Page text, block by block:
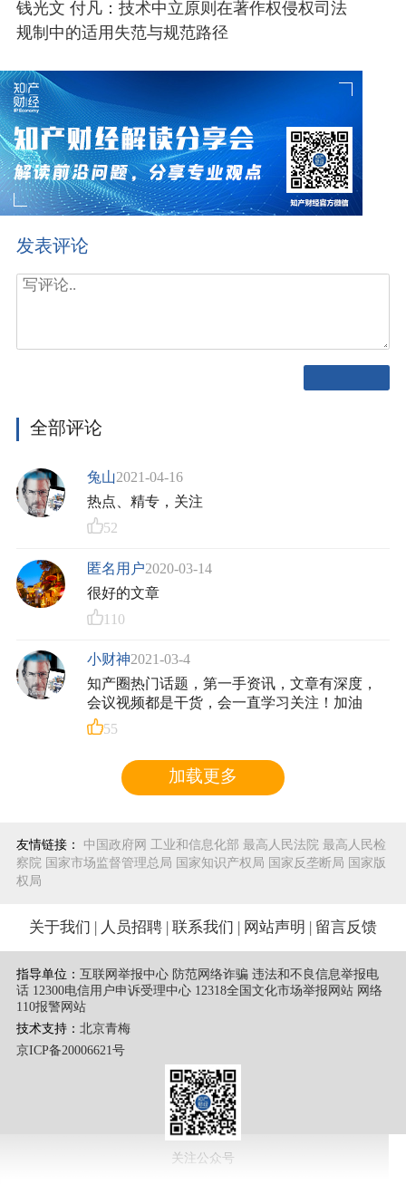
（六）OPPO、OPPO深圳公司在深圳中院起诉情
况
OPPO、OPPO深圳公司于2020年3月25日向深圳市
中级人民法院提起标准必要专利许可纠纷诉讼，诉讼请
求包括就夏普拥有并有权作出许可的WiFi、3G以及4G
等相关标准必要专利在全球范围内针对OPPO、OPPO深
圳公司的智能终端产品的许可条件作出判决，包括但不
限于许可使用费率。夏普、赛恩倍吉以深圳中院对本案
不享有管辖权为由，在答辩期内提出管辖权异议，但未
向最高法院提起上诉。
二、最高法院裁决主要理由
院认为本案二审争议焦点问题包括：中国法院对本案是
否具有管辖权；若中国法院对本案具有管辖权，则原审
围内的许可条件作出裁决。
夏普、赛恩倍吉系外国企业，且在中国境内没有住
所和代表机构。针对此类被告提起的涉外民事纠纷案
否存在适当联系。判断标准必要专利许可纠纷与中国是
否存在适当联系，应结合该类纠纷的特点予以考虑。标
准必要专利许可纠纷的核心是诉请法院确定特定许可条
件或者内容，促使各方最终达成许可协议或者履行许可
类型纠纷。鉴于该类纠纷的上述特点，在被告系外国企
业且其在中国境内没有住所和代表机构的情况下，该纠
纷与中国是否存在适当联系的判断标准，可以综合考虑
专利权授予地、专利实施地、专利许可合同签订地或专
执行财产所在地等是否在中国领域内。只要前述地点之
一在中国领域内，则应认为该案件与中国存在适当联
OPPO深圳公司实施涉案标准必要专利的制造行为发生
在中国，当事人曾就涉案标准必要专利许可问题在中国
法院，还是涉案标准必要专利实施地法院，抑或是涉案
标准必要专利许可磋商地法院，均对本案依法具有管辖
权。
（二）关于深圳中院对本案行使管辖权是否适当
标准必要专利纠纷应由中国哪个法院管辖，可以根
据具体情况考虑专利权授予地、专利实施地、专利许可
合同签订地或专利许可磋商地、专利许可合同履行地、
可供扣押或可供执行财产所在地等管辖连接点。本案
中，当事人尚未达成许可协议，无法以专利许可合同签
订地或履行地作为案件管辖连接点。OPPO深圳公司作
为OPPO的全资子公司属于涉案标准必要专利的实施主
钱光文 付凡：技术中立原则在著作权侵权司法
规制中的适用失范与规范路径
发表评论
全部评论
兔山2021-04-16
热点、精专，关注
52
匿名用户2020-03-14
很好的文章
110
小财神2021-03-4
知产圈热门话题，第一手资讯，文章有深度，
会议视频都是干货，会一直学习关注！加油
55
加载更多
友情链接： 中国政府网 工业和信息化部 最高人民法院 最高人民检
察院 国家市场监督管理总局 国家知识产权局 国家反垄断局 国家版
权局
关于我们 人员招聘 联系我们 网站声明 留言反馈
指导单位： 互联网举报中心 防范网络诈骗 违法和不良信息举报电
话 12300电信用户申诉受理中心 12318全国文化市场举报网站 网络
110报警网站
技术支持： 北京青梅
京ICP备20006621号
关注公众号